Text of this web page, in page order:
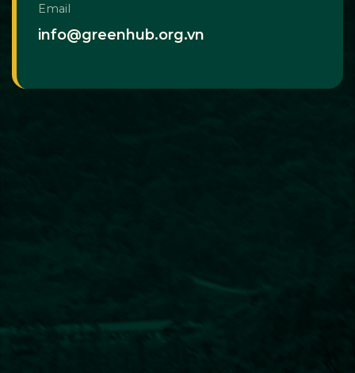
Email
info@greenhub.org.vn